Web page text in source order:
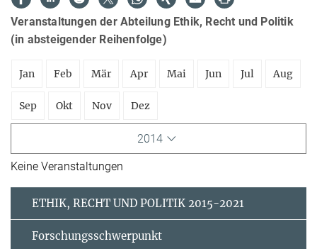
Veranstaltungen der Abteilung Ethik, Recht und Politik
(in absteigender Reihenfolge)
Jan Feb Mär Apr Mai Jun Jul Aug
Sep Okt Nov Dez
2014
Keine Veranstaltungen
ETHIK, RECHT UND POLITIK 2015-2021
Forschungsschwerpunkt